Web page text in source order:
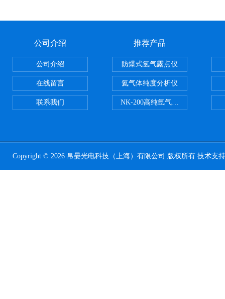
公司介绍
公司介绍
在线留言
联系我们
推荐产品
防爆式氢气露点仪
氦气体纯度分析仪
NK-200高纯氩气纯度分析仪
Copyright © 2026 帛晏光电科技（上海）有限公司 版权所有 技术支